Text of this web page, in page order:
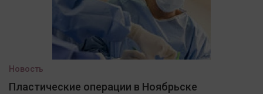
Новость
Пластические операции в Ноябрьске